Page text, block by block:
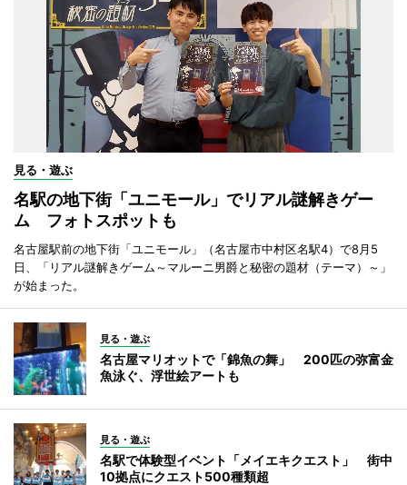
見る・遊ぶ
名駅の地下街「ユニモール」でリアル謎解きゲー
ム フォトスポットも
名古屋駅前の地下街「ユニモール」（名古屋市中村区名駅4）で8月5
日、「リアル謎解きゲーム～マルーニ男爵と秘密の題材（テーマ）～」
が始まった。
見る・遊ぶ
名古屋マリオットで「錦魚の舞」 200匹の弥富金
魚泳ぐ、浮世絵アートも
見る・遊ぶ
名駅で体験型イベント「メイエキクエスト」 街中
10拠点にクエスト500種類超